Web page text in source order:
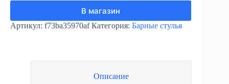
В магазин
Артикул: f73ba35970af Категория: Барные стулья
Описание